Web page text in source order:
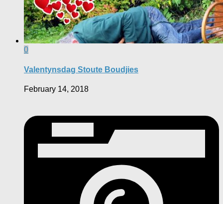
0
Valentynsdag Stoute Boudjies
February 14, 2018